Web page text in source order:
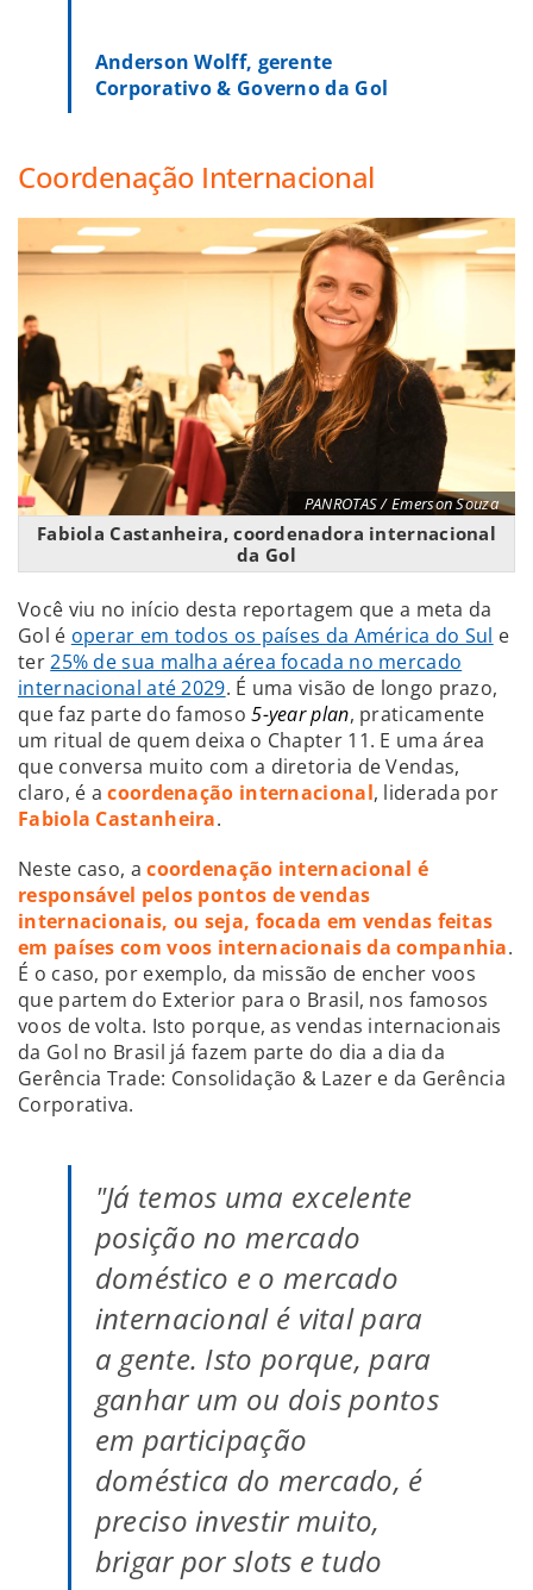
Anderson Wolff, gerente
Corporativo & Governo da Gol
Coordenação Internacional
PANROTAS / Emerson Souza
Fabiola Castanheira, coordenadora internacional
da Gol
Você viu no início desta reportagem que a meta da
Gol é operar em todos os países da América do Sul e
ter25% de sua malha aérea focada no mercado
internacional até 2029. É uma visão de longo prazo,
que faz parte do famoso 5-year plan, praticamente
um ritual de quem deixa o Chapter 11. E uma área
que conversa muito com a diretoria de Vendas,
claro, é acoordenação internacional, liderada por
Fabiola Castanheira.
Neste caso, acoordenação internacional é
responsável pelos pontos de vendas
internacionais, ou seja, focada em vendas feitas
em países com voos internacionais da companhia.
É o caso, por exemplo, da missão de encher voos
que partem do Exterior para o Brasil, nos famosos
voos de volta. Isto porque, as vendas internacionais
da Gol no Brasil já fazem parte do dia a dia da
Gerência Trade: Consolidação & Lazer e da Gerência
Corporativa.
"Já temos uma excelente
posição no mercado
doméstico e o mercado
internacional é vital para
a gente. Isto porque, para
ganhar um ou dois pontos
em participação
doméstica do mercado, é
preciso investir muito,
brigar por slots e tudo